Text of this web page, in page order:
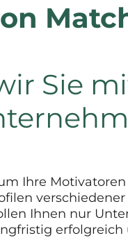
Sie
Ihre
verschiedener
Ihnen nur